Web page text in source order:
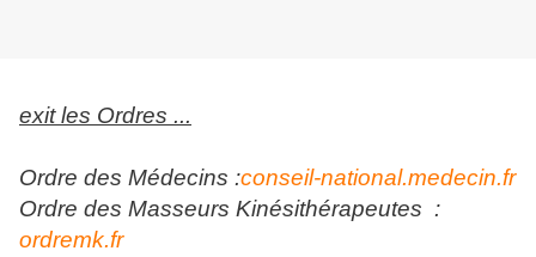
exit les Ordres ...
Ordre des Médecins :conseil-national.medecin.fr
Ordre des Masseurs Kinésithérapeutes :
ordremk.fr